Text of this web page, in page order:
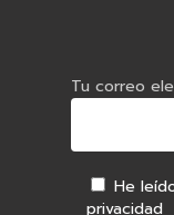
Tu correo
He
privacidad